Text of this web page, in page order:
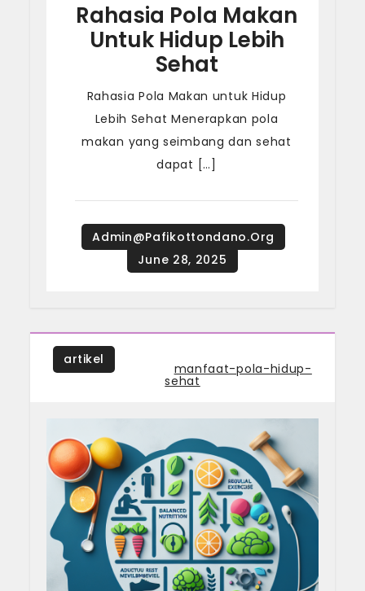
Rahasia Pola Makan
Untuk Hidup Lebih
Sehat
Rahasia Pola Makan untuk Hidup
Lebih Sehat Menerapkan pola
makan yang seimbang dan sehat
dapat […]
artikel
manfaat-pola-hidup-
sehat